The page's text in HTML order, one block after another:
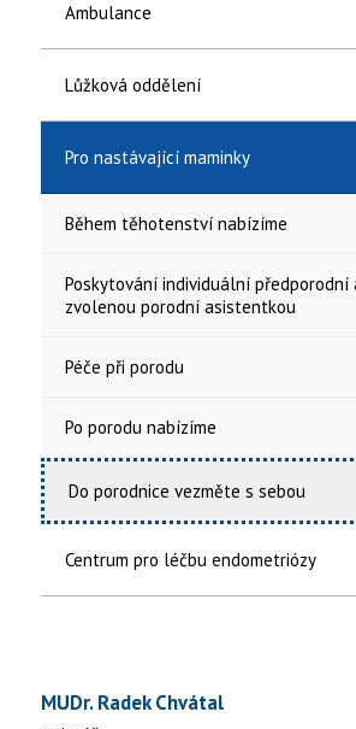
Ambulance
Lůžková oddělení
Pro nastávající maminky
Během těhotenství nabízíme
Poskytování individuální předporodní
zvolenou porodní asistentkou
Péče při porodu
Po porodu nabízíme
Do porodnice vezměte s sebou
Centrum pro léčbu endometriózy
MUDr. Radek Chvátal